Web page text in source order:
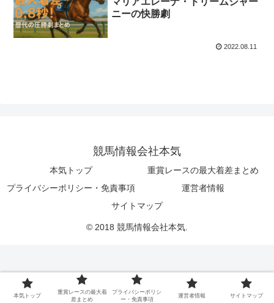
ニーの快勝劇
2022.08.11
競馬情報会社本気
本気トップ
重賞レースの最大着差まとめ
プライバシーポリシー・免責事項
運営者情報
サイトマップ
© 2018 競馬情報会社本気.
本気トップ
重賞レースの最大着
差まとめ
プライバシーポリシ
ー・免責事項
運営者情報 サイトマップ